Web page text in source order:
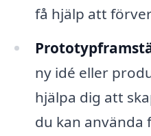
få hjälp att
ny idé eller
hjälpa dig att
du kan använda